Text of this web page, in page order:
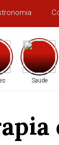
Saude